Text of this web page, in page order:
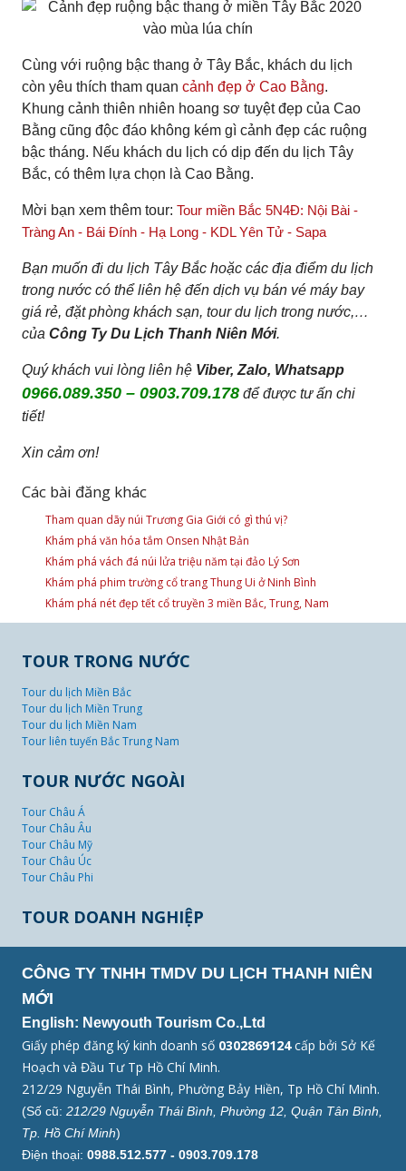
Cùng với ruộng bậc thang ở Tây Bắc, khách du lịch
còn yêu thích tham quan cảnh đẹp ở Cao Bằng.
Khung cảnh thiên nhiên hoang sơ tuyệt đẹp của Cao
Bằng cũng độc đáo không kém gì cảnh đẹp các ruộng
bậc tháng. Nếu khách du lịch có dịp đến du lịch Tây
Bắc, có thêm lựa chọn là Cao Bằng.
Mời bạn xem thêm tour: Tour miền Bắc 5N4Đ: Nội Bài -
Tràng An - Bái Đính - Hạ Long - KDL Yên Tử - Sapa
Bạn muốn đi du lịch Tây Bắc hoặc các địa điểm du lịch
trong nước có thể liên hệ đến dịch vụ bán vé máy bay
giá rẻ, đặt phòng khách sạn, tour du lịch trong nước,…
của Công Ty Du Lịch Thanh Niên Mới.
Quý khách vui lòng liên hệ Viber, Zalo, Whatsapp
0966.089.350 – 0903.709.178 để được tư ấn chi
tiết!
Xin cảm ơn!
Các bài đăng khác
Tham quan dãy núi Trương Gia Giới có gì thú vị?
Khám phá văn hóa tắm Onsen Nhật Bản
Khám phá vách đá núi lửa triệu năm tại đảo Lý Sơn
Khám phá phim trường cổ trang Thung Ui ở Ninh Bình
Khám phá nét đẹp tết cổ truyền 3 miền Bắc, Trung, Nam
TOUR TRONG NƯỚC
Tour du lịch Miền Bắc
Tour du lịch Miền Trung
Tour du lịch Miền Nam
Tour liên tuyến Bắc Trung Nam
TOUR NƯỚC NGOÀI
Tour Châu Á
Tour Châu Âu
Tour Châu Mỹ
Tour Châu Úc
Tour Châu Phi
TOUR DOANH NGHIỆP
CÔNG TY TNHH TMDV DU LỊCH THANH NIÊN
MỚI
English: Newyouth Tourism Co.,Ltd
Giấy phép đăng ký kinh doanh số 0302869124cấp bởi Sở Kế
Hoạch và Đầu Tư Tp Hồ Chí Minh.
212/29 Nguyễn Thái Bình, Phường Bảy Hiền, Tp Hồ Chí Minh.
(Số cũ: 212/29 Nguyễn Thái Bình, Phường 12, Quận Tân Bình,
Tp. Hồ Chí Minh)
Điện thoại: 0988.512.577 - 0903.709.178